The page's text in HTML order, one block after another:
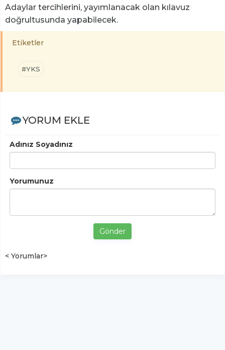
Adaylar tercihlerini, yayımlanacak olan kılavuz
doğrultusunda yapabilecek.
Etiketler
#YKS
YORUM EKLE
Adınız Soyadınız
Yorumunuz
Gönder
< Yorumlar>